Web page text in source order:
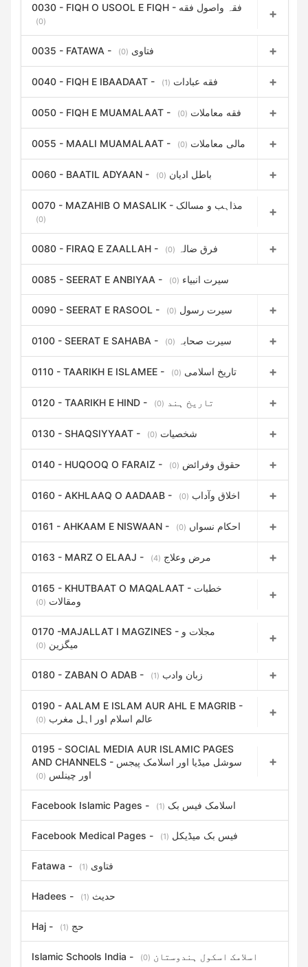
0030 - FIQH O USOOL E FIQH - فقہ واصول فقه
(0)
0035 - FATAWA - فتاوی (0)
0040 - FIQH E IBAADAAT - فقه عبادات (1)
0050 - FIQH E MUAMALAAT - فقه معاملات (0)
0055 - MAALI MUAMALAAT - مالی معاملات (0)
0060 - BAATIL ADYAAN - باطل ادیان (0)
0070 - MAZAHIB O MASALIK - مذاہب و مسالک
(0)
0080 - FIRAQ E ZAALLAH - فرق ضالہ (0)
0085 - SEERAT E ANBIYAA - سیرت انبیاء (0)
0090 - SEERAT E RASOOL - سیرت رسول (0)
0100 - SEERAT E SAHABA - سیرت صحابہ (0)
0110 - TAARIKH E ISLAMEE - تاریخ اسلامی (0)
0120 - TAARIKH E HIND - تاریخ ہند (0)
0130 - SHAQSIYYAAT - شخصیات (0)
0140 - HUQOOQ O FARAIZ - حقوق وفرائض (0)
0160 - AKHLAAQ O AADAAB - اخلاق وآداب (0)
0161 - AHKAAM E NISWAAN - احکام نسواں (0)
0163 - MARZ O ELAAJ - مرض وعلاج (4)
0165 - KHUTBAAT O MAQALAAT - خطبات
ومقالات (0)
0170 -MAJALLAT I MAGZINES - مجلات و
میگزین (0)
0180 - ZABAN O ADAB - زبان وادب (1)
0190 - AALAM E ISLAM AUR AHL E MAGRIB -
عالم اسلام اور اہل مغرب (0)
0195 - SOCIAL MEDIA AUR ISLAMIC PAGES
AND CHANNELS - سوشل میڈیا اور اسلامک پیجس
اور چینلس (0)
Facebook Islamic Pages - اسلامک فیس بک (1)
Facebook Medical Pages - فیس بک میڈیکل (1)
Fatawa - فتاوی (1)
Hadees - حدیث (1)
Haj - حج (1)
Islamic Schools India - اسلامک اسکول ہندوستان (0)